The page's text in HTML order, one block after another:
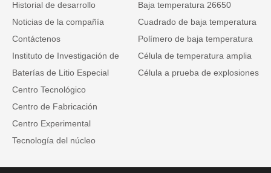
Historial de desarrollo
Noticias de la compañía
Contáctenos
Instituto de Investigación de
Baterías de Litio Especial
Centro Tecnológico
Centro de Fabricación
Centro Experimental
Tecnología del núcleo
Baja temperatura 26650
Cuadrado de baja temperatura
Polímero de baja temperatura
Célula de temperatura amplia
Célula a prueba de explosiones